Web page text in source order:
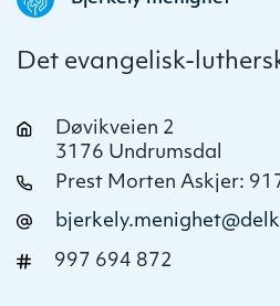
Det evangelisk-
Døvikveien 2
3176 Undrumsdal
Prest Morten Askjer:
997 694 872